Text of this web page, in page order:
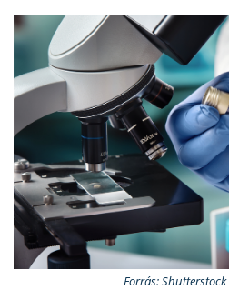
Forrás: Shutterstock